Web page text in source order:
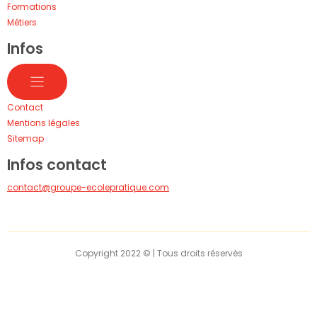
Formations
Métiers
Infos
Contact
Mentions légales
Sitemap
Infos contact
contact@groupe-ecolepratique.com
Copyright 2022 © | Tous droits réservés